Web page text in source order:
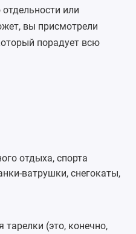
или
вы присмотрели
порадует всю
отдыха, спорта
ватрушки, снегокаты,
(это, конечно,